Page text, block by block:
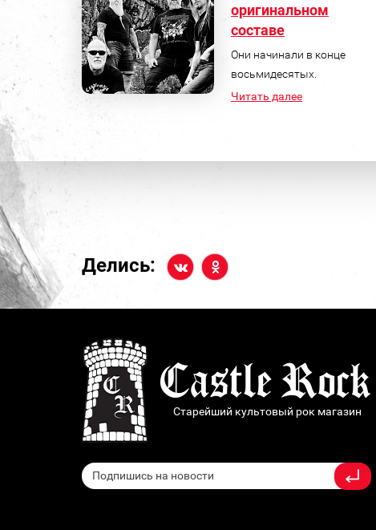
оригинальном
составе
Они начинали в конце
восьмидесятых.
Читать далее
Делись:
Старейший культовый рок магазин